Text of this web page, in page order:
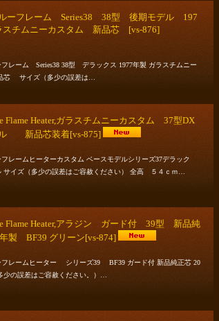
ルーフレーム Series38 38型 後期モデル 197
チムニーカスタム 新品芯 [vs-876]
フレーム Series38 38型 デラックス 1977年製 ガラスチムニー
サイズ（多少の誤差は…
Flame Heater,ガラスチムニーカスタム 37型DX
新品芯装着[vs-875]
レームヒーターカスタム ベースモデルシリーズ37デラック
イズ（多少の誤差はご容赦ください） 全高 ５４ｃｍ…
Flame Heater,アラジン ガード付 39型 新品純
製 BF39 グリーン[vs-874]
フレームヒーター シリーズ39 BF39 ガード付 新品純正芯 20
少の誤差はご容赦ください。）…